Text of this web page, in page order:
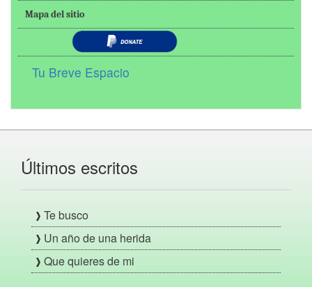
Mapa del sitio
Tu Breve Espacio
Últimos escritos
Te busco
Un año de una herida
Que quieres de mi